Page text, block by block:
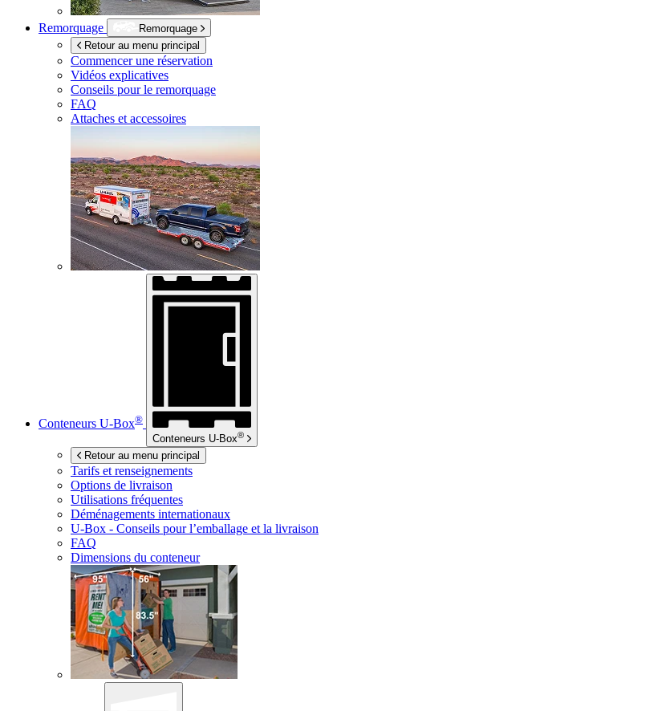
Remorquage
Remorquage
Retour au menu principal
Commencer une réservation
Vidéos explicatives
Conseils pour le remorquage
FAQ
Attaches et accessoires
Conteneurs U-Box®
Conteneurs U-Box®
Retour au menu principal
Tarifs et renseignements
Options de livraison
Utilisations fréquentes
Déménagements internationaux
U-Box - Conseils pour l’emballage et la livraison
FAQ
Dimensions du conteneur